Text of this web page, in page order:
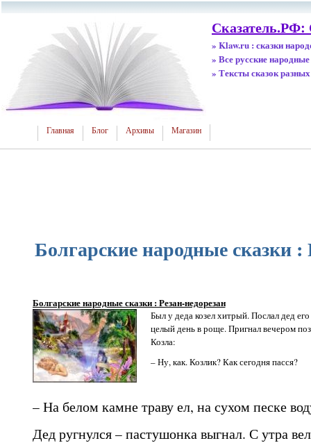
Сказатель.РФ:
» Klaw.ru : сказки
» Все русские народные
» Тексты сказок
Главная Блог Архивы Магазин
Болгарские народные сказки :
Болгарские народные сказки : Резан-недорезан
Был у деда козел хитрый. Послал дед
целый день в роще. Пригнал вечером
Козла:
– Ну, как. Козлик? Как сегодня пасся?
– На белом камне траву ел, на сухом песке
Дед ругнулся – пастушонка выгнал. С утра